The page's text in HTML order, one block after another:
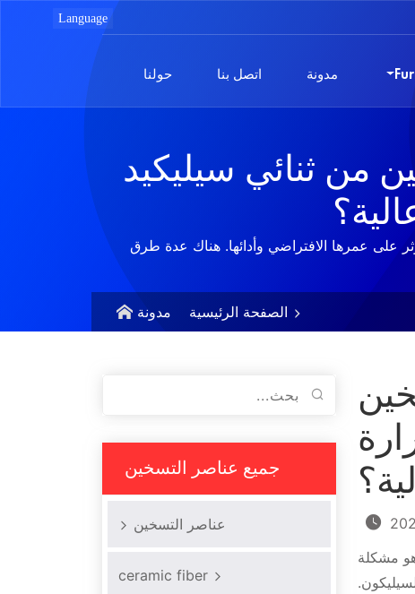
مدونة اتصل بنا حولنا
من ثنائي سيليكيد
على عمرها الافتراضي وأدائها. هناك عدة طرق
الصفحة الرئيسية مدونة
مشكلة
جميع عناصر التسخين
عناصر التسخين
ceramic fiber